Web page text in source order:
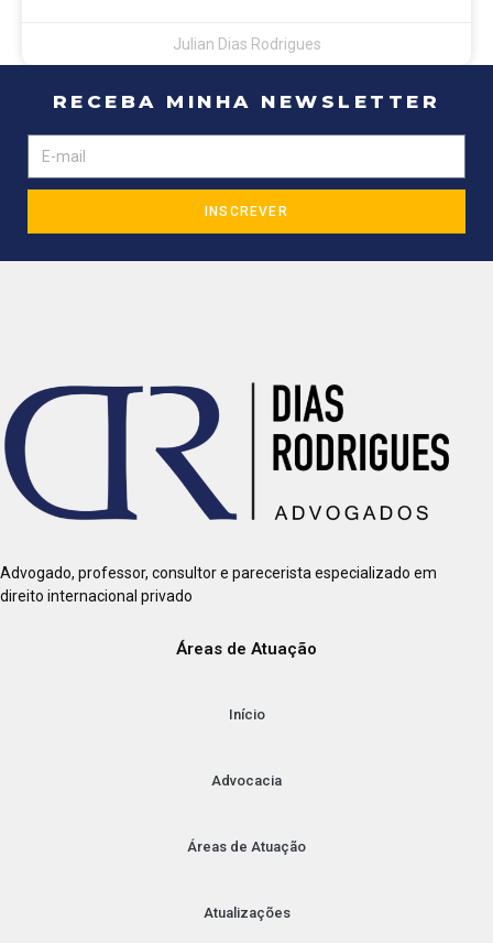
Julian Dias Rodrigues
RECEBA MINHA NEWSLETTER
INSCREVER
Advogado, professor, consultor e parecerista especializado em
direito internacional privado
Áreas de Atuação
Início
Advocacia
Áreas de Atuação
Atualizações